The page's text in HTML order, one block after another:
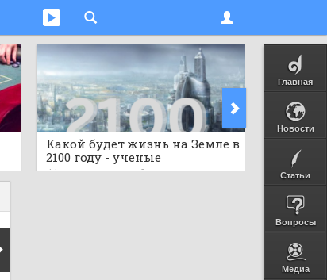
Главная
Новости
Статьи
Вопросы
Медиа
Какой будет жизнь на Земле в
2100 году - ученые
шокировали прогнозом
44 минуты назад 0 1 час